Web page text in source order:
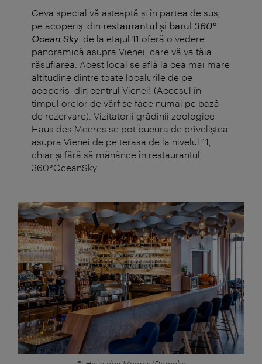
Ceva special vă aşteaptă şi în partea de sus,
pe acoperiş: din restaurantul şi barul 360°
Ocean Sky de la etajul 11 ​​oferă o vedere
panoramică asupra Vienei, care vă va tăia
răsuflarea. Acest local se află la cea mai mare
altitudine dintre toate localurile de pe
acoperiş din centrul Vienei! (Accesul în
timpul orelor de vârf se face numai pe bază
de rezervare). Vizitatorii grădinii zoologice
Haus des Meeres se pot bucura de priveliștea
asupra Vienei de pe terasa de la nivelul 11,
chiar și fără să mănânce în restaurantul
360°OceanSky.